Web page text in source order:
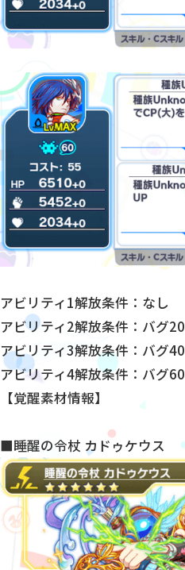
アビリティ1解放条件：なし
アビリティ2解放条件：バグ20
アビリティ3解放条件：バグ40
アビリティ4解放条件：バグ60
【覚醒素材情報】
■睡醒の令杖 カドゥケウス